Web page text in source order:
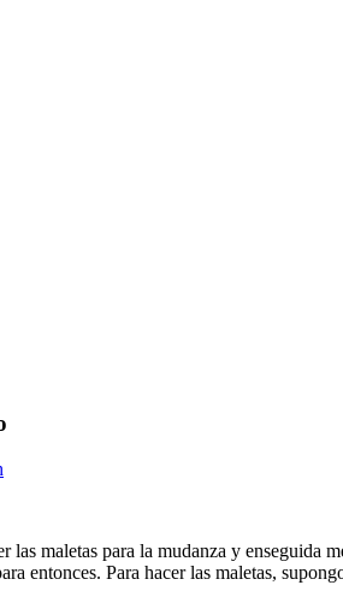
las maletas para la mudanza y
entonces. Para hacer las maletas,